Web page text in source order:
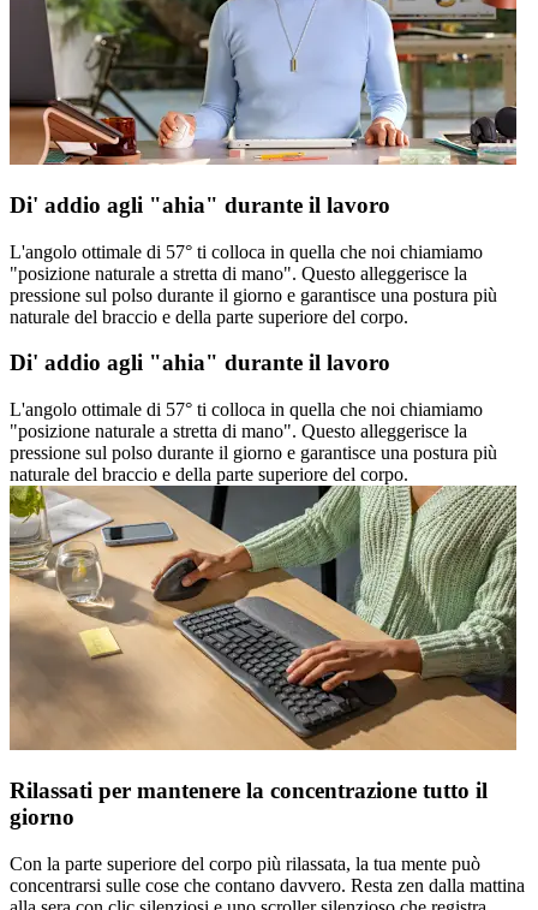
Di' addio agli "ahia" durante il lavoro
L'angolo ottimale di 57° ti colloca in quella che noi chiamiamo
"posizione naturale a stretta di mano". Questo alleggerisce la
pressione sul polso durante il giorno e garantisce una postura più
naturale del braccio e della parte superiore del corpo.
Di' addio agli "ahia" durante il lavoro
L'angolo ottimale di 57° ti colloca in quella che noi chiamiamo
"posizione naturale a stretta di mano". Questo alleggerisce la
pressione sul polso durante il giorno e garantisce una postura più
naturale del braccio e della parte superiore del corpo.
Rilassati per mantenere la concentrazione tutto il
giorno
Con la parte superiore del corpo più rilassata, la tua mente può
concentrarsi sulle cose che contano davvero. Resta zen dalla mattina